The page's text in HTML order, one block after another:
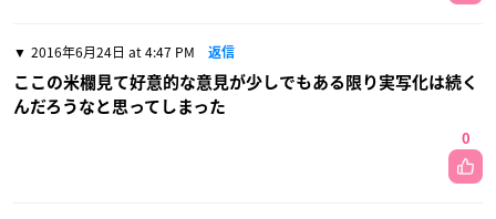
2016年6月24日 at 4:47 PM 返信
ここの米欄見て好意的な意見が少しでもある限り実写化は続く
んだろうなと思ってしまった
0